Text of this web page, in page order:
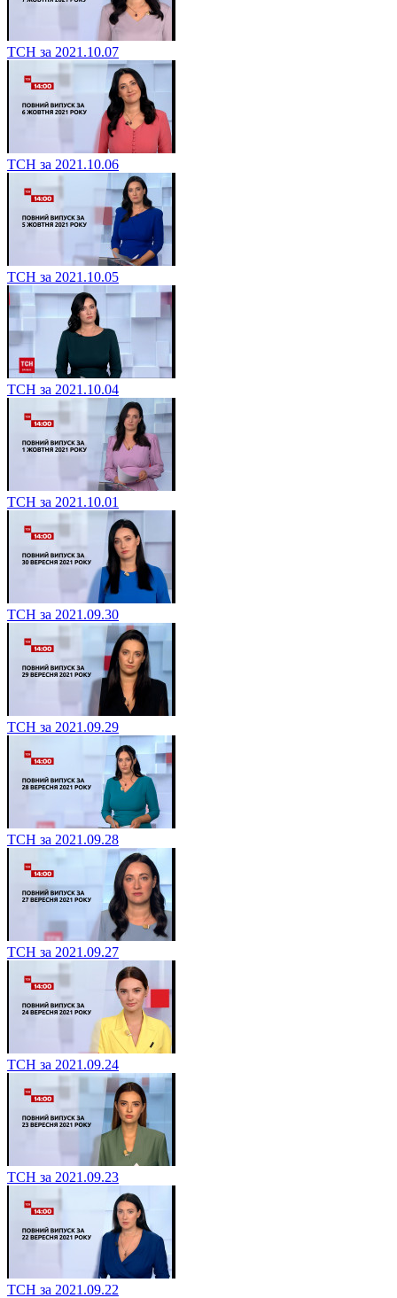
ТСН за 2021.10.07
ТСН за 2021.10.06
ТСН за 2021.10.05
ТСН за 2021.10.04
ТСН за 2021.10.01
ТСН за 2021.09.30
ТСН за 2021.09.29
ТСН за 2021.09.28
ТСН за 2021.09.27
ТСН за 2021.09.24
ТСН за 2021.09.23
ТСН за 2021.09.22